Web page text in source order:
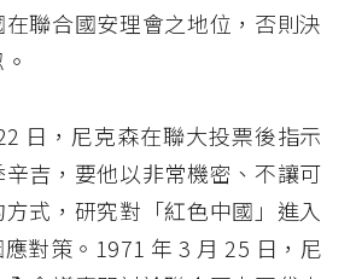
聯合國安理會之地位，否則決
日，尼克森在聯大投票後指示
吉，要他以非常機密、不讓可
式，研究對「紅色中國」進入
對策。1971 年 3 月 25 日，尼